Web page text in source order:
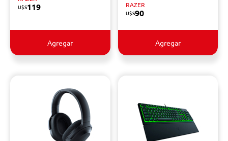
U$S119
Agregar
RAZER
U$S90
Agregar